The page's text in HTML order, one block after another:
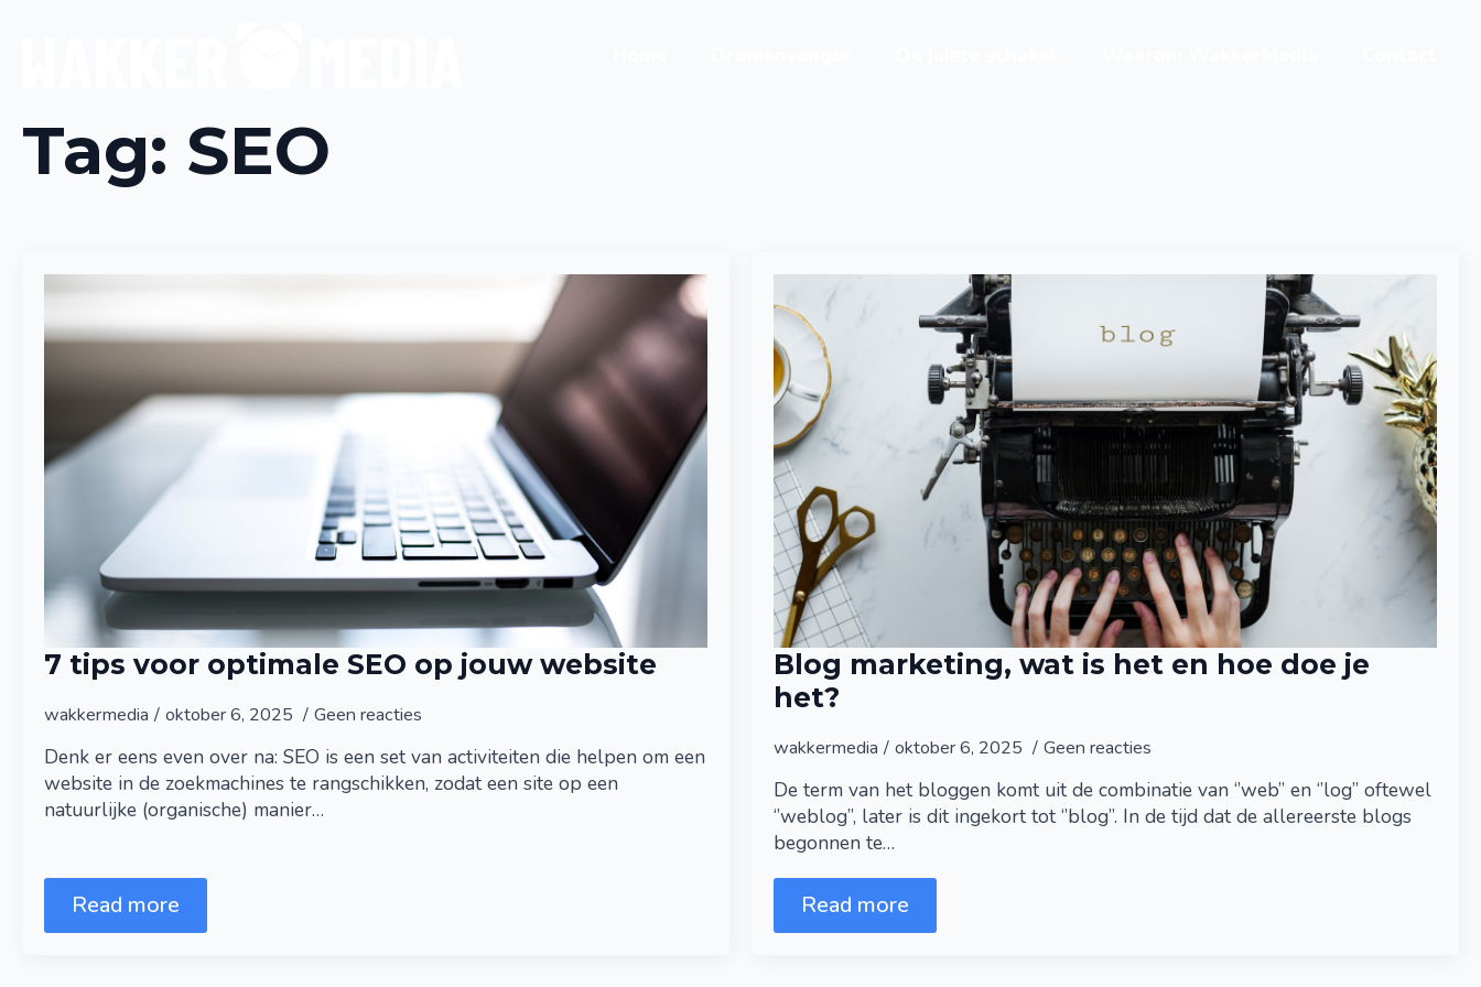
Tag: SEO
7 tips voor optimale SEO op jouw website
wakkermedia oktober 6, 2025 Geen reacties
Denk er eens even over na: SEO is een set van activiteiten die helpen om een
website in de zoekmachines te rangschikken, zodat een site op een
natuurlijke (organische) manier…
Read more
Blog marketing, wat is het en hoe doe je
het?
wakkermedia oktober 6, 2025 Geen reacties
De term van het bloggen komt uit de combinatie van ‘’web’’ en ‘’log’’ oftewel
‘’weblog’’, later is dit ingekort tot ‘’blog’’. In de tijd dat de allereerste blogs
begonnen te…
Read more
DOUWE HOOGEVEEN
KOM IN
CONTACT
Zullen wij samenwerken? Ik ben bereikbaar op:
douwe@wakkermedia.nl